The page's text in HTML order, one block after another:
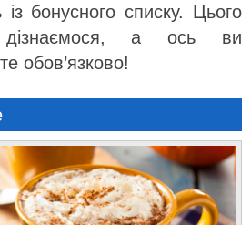
бонусного списку. Цього
а ось ви
обов’язково!